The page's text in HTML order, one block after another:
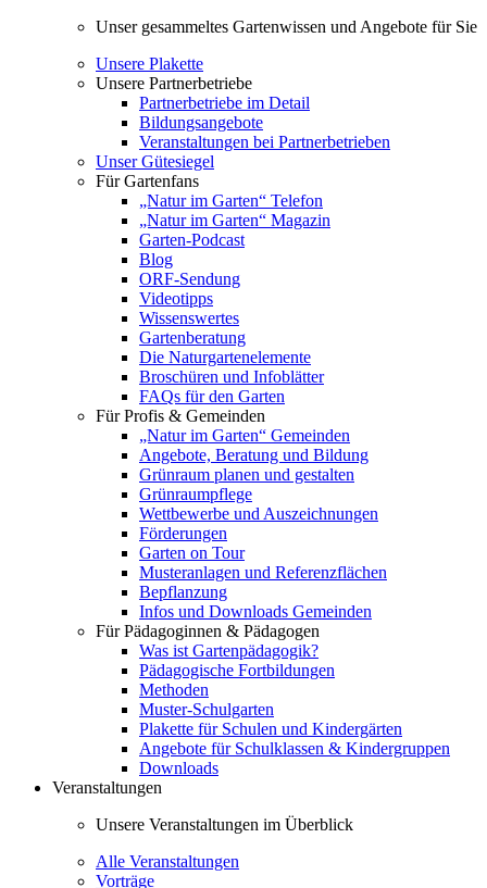
Unser gesammeltes Gartenwissen und Angebote für Sie
Unsere Plakette
Unsere Partnerbetriebe
Partnerbetriebe im Detail
Bildungsangebote
Veranstaltungen bei Partnerbetrieben
Unser Gütesiegel
Für Gartenfans
„Natur im Garten“ Telefon
„Natur im Garten“ Magazin
Garten-Podcast
Blog
ORF-Sendung
Videotipps
Wissenswertes
Gartenberatung
Die Naturgartenelemente
Broschüren und Infoblätter
FAQs für den Garten
Für Profis & Gemeinden
„Natur im Garten“ Gemeinden
Angebote, Beratung und Bildung
Grünraum planen und gestalten
Grünraumpflege
Wettbewerbe und Auszeichnungen
Förderungen
Garten on Tour
Musteranlagen und Referenzflächen
Bepflanzung
Infos und Downloads Gemeinden
Für Pädagoginnen & Pädagogen
Was ist Gartenpädagogik?
Pädagogische Fortbildungen
Methoden
Muster-Schulgarten
Plakette für Schulen und Kindergärten
Angebote für Schulklassen & Kindergruppen
Downloads
Veranstaltungen
Unsere Veranstaltungen im Überblick
Alle Veranstaltungen
Vorträge